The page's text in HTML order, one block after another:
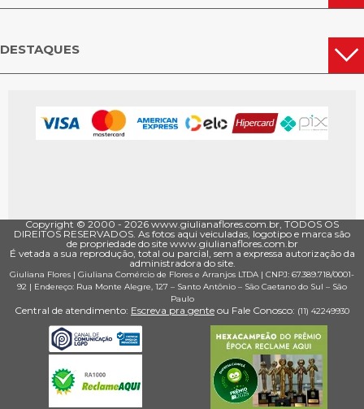
DESTAQUES
Copyright © 2000 - ­2026 www.giulianaflores.com.br, TODOS OS
DIREITOS RESERVADOS. As fotos aqui veiculadas, logotipo e marca são
de propriedade do site www.giulianaflores.com.br
É vetada a sua reprodução, total ou parcial, sem a expressa autorização da
administradora do site.
Giuliana Flores | Giuliana Comércio de Flores e Arranjos LTDA | CNPJ: 67.389.718/0001­
92 | Endereço: Rua Monte Alegre, 127 – Santo Antônio – São Caetano do Sul – São
Paulo
Central de atendimento: Escreva pra gente ou Fale Conosco: (11) 4224­9930